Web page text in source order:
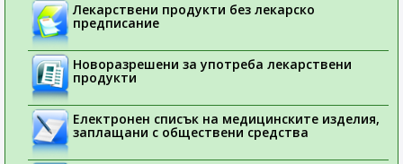
Лекарствени продукти без лекарско
предписание
Новоразрешени за употреба лекарствени
продукти
Електронен списък на медицинските изделия,
заплащани с обществени средства